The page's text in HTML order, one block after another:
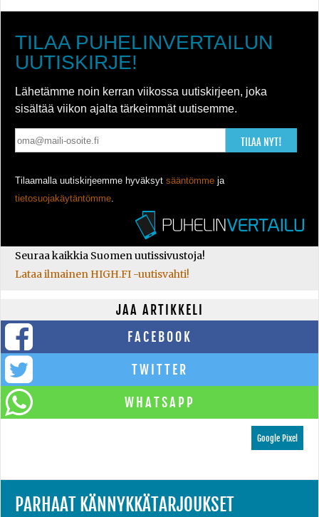
TILAA PUHELINVERTAILUN
UUTISKIRJE!
Lähetämme noin kerran viikossa uutiskirjeen, joka
sisältää viikon ajalta tärkeimmät uutisemme.
TILAA NYT!
Tilaamalla uutiskirjeemme hyväksyt sääntömme ja
tietosuojakäytäntömme.
Seuraa kaikkia Suomen uutissivustoja!
Lataa ilmainen HIGH.FI -uutisvahti!
JAA ARTIKKELI
FACEBOOK
TWITTER
WHATSAPP
Google Pixel
PARHAAT KÄNNYKKÄTARJOUKSET